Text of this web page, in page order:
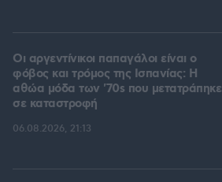
Οι αργεντίνικοι παπαγάλοι είναι ο
φόβος και τρόμος της Ισπανίας: Η
αθώα μόδα των '70s που μετατράπηκε
σε καταστροφή
06.08.2026, 21:13